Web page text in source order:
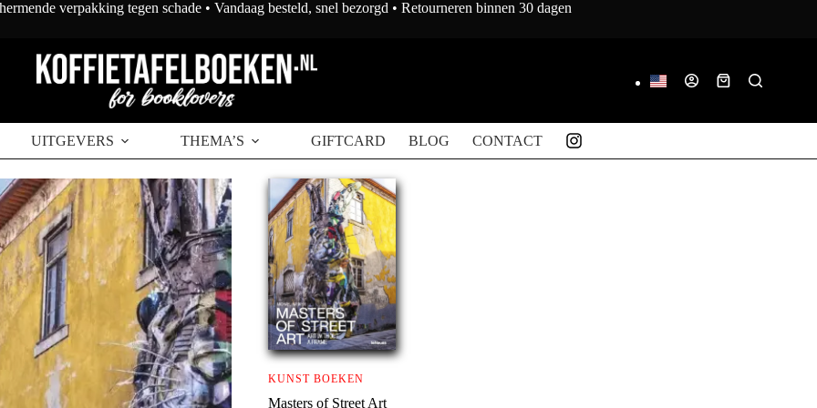
verpakking tegen schade • Vandaag besteld, snel bezorgd • Retourneren binnen 30 dagen
Winkelwagen
UITGEVERS THEMA’S GIFTCARD BLOG CONTACT
KUNST BOEKEN
Masters of Street Art